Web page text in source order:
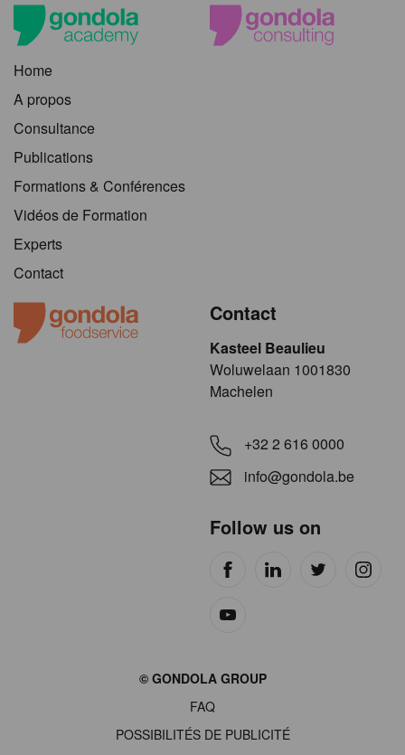
Home
A propos
Consultance
Publications
Formations & Conférences
Vidéos de Formation
Experts
Contact
Contact
Kasteel Beaulieu
​​​Woluwelaan 1001830
Machelen
+32 2 616 0000
info@gondola.be
Follow us on
© GONDOLA GROUP
FAQ
POSSIBILITÉS DE PUBLICITÉ